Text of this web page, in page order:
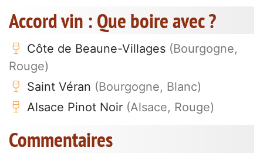
Accord vin : Que boire avec ?
Côte de Beaune-Villages (Bourgogne,
Rouge)
Saint Véran (Bourgogne, Blanc)
Alsace Pinot Noir (Alsace, Rouge)
Commentaires